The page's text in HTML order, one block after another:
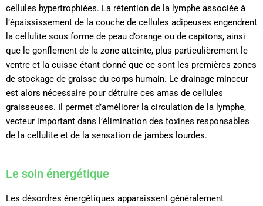
cellules hypertrophiées. La rétention de la lymphe associée à
l’épaississement de la couche de cellules adipeuses engendrent
la cellulite sous forme de peau d’orange ou de capitons, ainsi
que le gonflement de la zone atteinte, plus particulièrement le
ventre et la cuisse étant donné que ce sont les premières zones
de stockage de graisse du corps humain. Le drainage minceur
est alors nécessaire pour détruire ces amas de cellules
graisseuses. Il permet d’améliorer la circulation de la lymphe,
vecteur important dans l’élimination des toxines responsables
de la cellulite et de la sensation de jambes lourdes.
Le soin énergétique
Les désordres énergétiques apparaissent généralement